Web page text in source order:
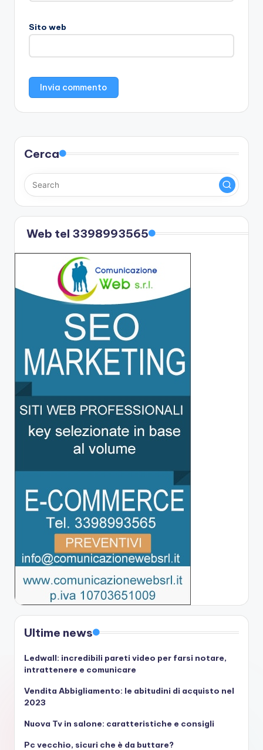
Sito web
Cerca
Web tel 3398993565
Ultime news
Ledwall: incredibili pareti video per farsi notare,
intrattenere e comunicare
Vendita Abbigliamento: le abitudini di acquisto nel
2023
Nuova Tv in salone: caratteristiche e consigli
Pc vecchio, sicuri che è da buttare?